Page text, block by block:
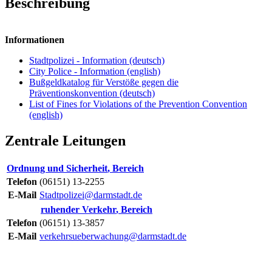
Informationen
Stadtpolizei - Information (deutsch)
City Police - Information (english)
Bußgeldkatalog für Verstöße gegen die
Präventionskonvention (deutsch)
List of Fines for Violations of the Prevention Convention
(english)
Zentrale Leitungen
Ordnung und Sicherheit, Bereich
Telefon (06151) 13-2255
E-Mail Stadtpolizei@darmstadt.de
ruhender Verkehr, Bereich
Telefon (06151) 13-3857
E-Mail verkehrsueberwachung@darmstadt.de